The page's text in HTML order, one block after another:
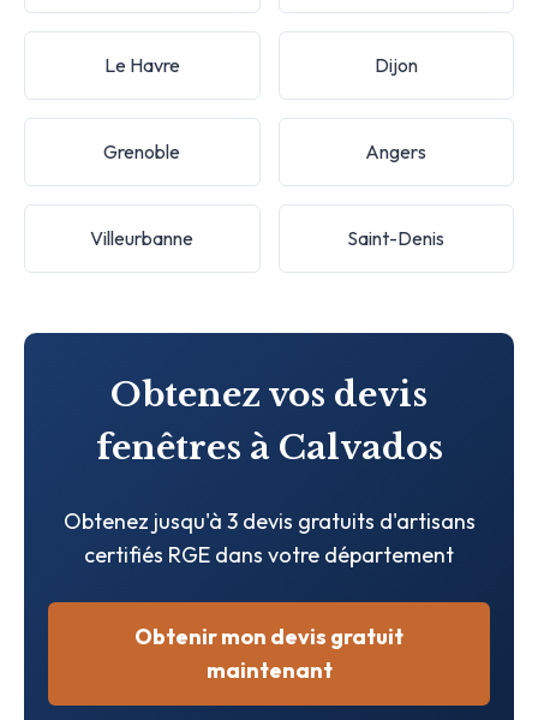
Le Havre Dijon
Grenoble Angers
Villeurbanne Saint-Denis
Obtenez vos devis
fenêtres à Calvados
Obtenez jusqu'à 3 devis gratuits d'artisans
certifiés RGE dans votre département
Obtenir mon devis gratuit
maintenant